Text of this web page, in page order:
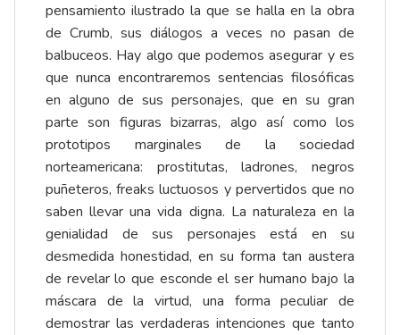
pensamiento ilustrado la que se halla en la obra
de Crumb, sus diálogos a veces no pasan de
balbuceos. Hay algo que podemos asegurar y es
que nunca encontraremos sentencias filosóficas
en alguno de sus personajes, que en su gran
parte son figuras bizarras, algo así como los
prototipos marginales de la sociedad
norteamericana: prostitutas, ladrones, negros
puñeteros, freaks luctuosos y pervertidos que no
saben llevar una vida digna. La naturaleza en la
genialidad de sus personajes está en su
desmedida honestidad, en su forma tan austera
de revelar lo que esconde el ser humano bajo la
máscara de la virtud, una forma peculiar de
demostrar las verdaderas intenciones que tanto